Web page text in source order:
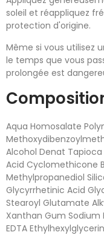
soleil et réappliquez
protection d'origine.
Même si vous utilisez
le temps que vous
prolongée est
Aqua Homosalate
Alcohol Denat
Acid Cyclomethicone
Methylpropanediol
Glycyrrhetinic Acid
Stearoyl Glutamate
Xanthan Gum Sodium
EDTA